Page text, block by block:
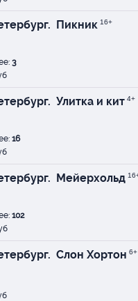
Пикник 16+
3
Улитка и кит 4+
16
Мейерхольд
102
Слон Хортон 6+